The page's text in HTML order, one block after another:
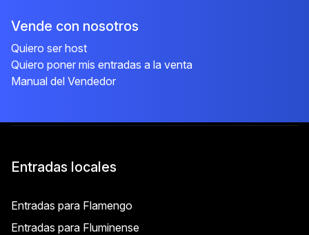
Vende con nosotros
Quiero ser host
Quiero poner mis entradas a la venta
Manual del Vendedor
Entradas locales
Entradas para Flamengo
Entradas para Fluminense